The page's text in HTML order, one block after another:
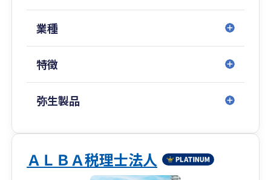
業種
特徴
弥生製品
ＡＬＢＡ税理士法人